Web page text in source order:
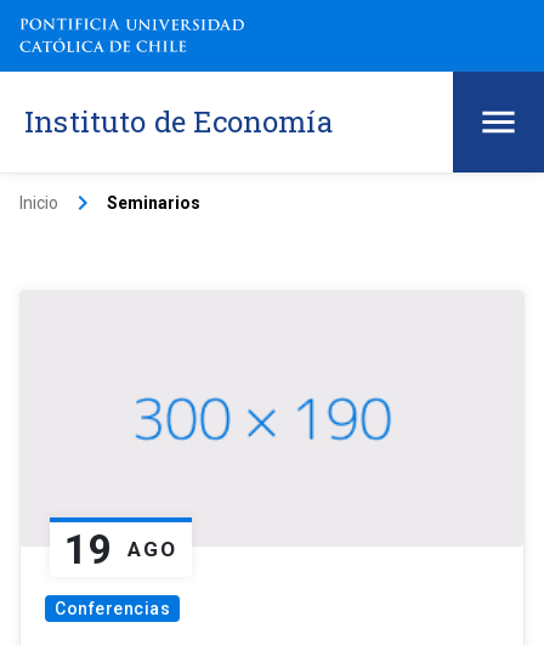
Instituto de Economía
Inicio keyboard_arrow_right Seminarios
19 AGO
Conferencias